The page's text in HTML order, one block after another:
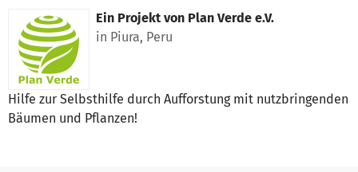
Ein Projekt von Plan Verde e.V.
in Piura, Peru
Hilfe zur Selbsthilfe durch Aufforstung mit nutzbringenden
Bäumen und Pflanzen!